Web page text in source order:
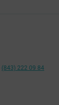
(843) 222 09 84